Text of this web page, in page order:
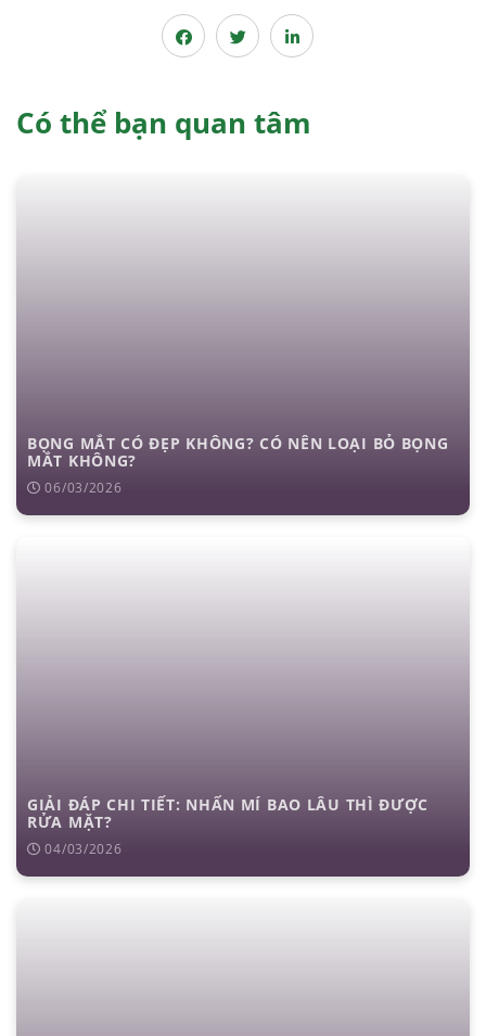
Có thể bạn quan tâm
BỌNG MẮT CÓ ĐẸP KHÔNG? CÓ NÊN LOẠI BỎ BỌNG
MẮT KHÔNG?
06/03/2026
GIẢI ĐÁP CHI TIẾT: NHẤN MÍ BAO LÂU THÌ ĐƯỢC
RỬA MẶT?
04/03/2026